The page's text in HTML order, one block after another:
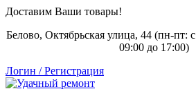
Доставим Ваши товары!
Белово, Октябрьская улица, 44 (пн-пт: с
09:00 до 17:00)
Логин / Регистрация